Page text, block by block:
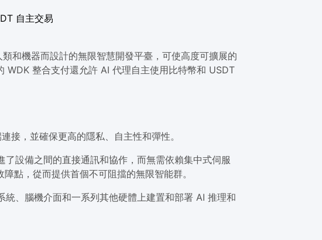
和機器而設計的無限智慧開發平臺，可使高度可擴展的
WDK 整合支付還允許 AI 代理自主使用比特幣和 USDT
接，並確保更高的隱私、自主性和彈性。
設備之間的直接通訊和協作，而無需依賴集中式伺服
點，從而提供首個不可阻擋的無限智能群。
、腦機介面和一系列其他硬體上建置和部署 AI 推理和